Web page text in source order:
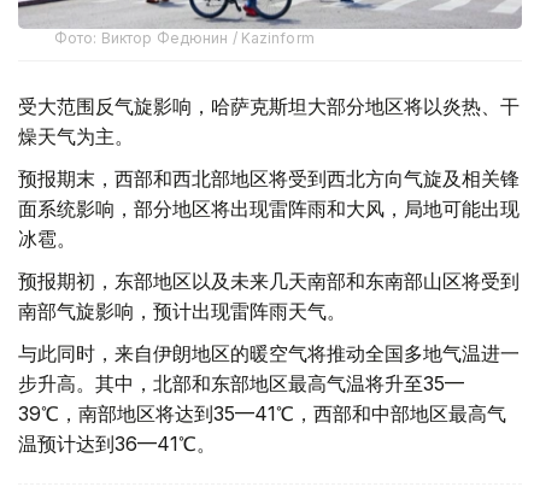
Фото: Виктор Федюнин / Kazinform
受大范围反气旋影响，哈萨克斯坦大部分地区将以炎热、干
燥天气为主。
预报期末，西部和西北部地区将受到西北方向气旋及相关锋
面系统影响，部分地区将出现雷阵雨和大风，局地可能出现
冰雹。
预报期初，东部地区以及未来几天南部和东南部山区将受到
南部气旋影响，预计出现雷阵雨天气。
与此同时，来自伊朗地区的暖空气将推动全国多地气温进一
步升高。其中，北部和东部地区最高气温将升至35—
39℃，南部地区将达到35—41℃，西部和中部地区最高气
温预计达到36—41℃。